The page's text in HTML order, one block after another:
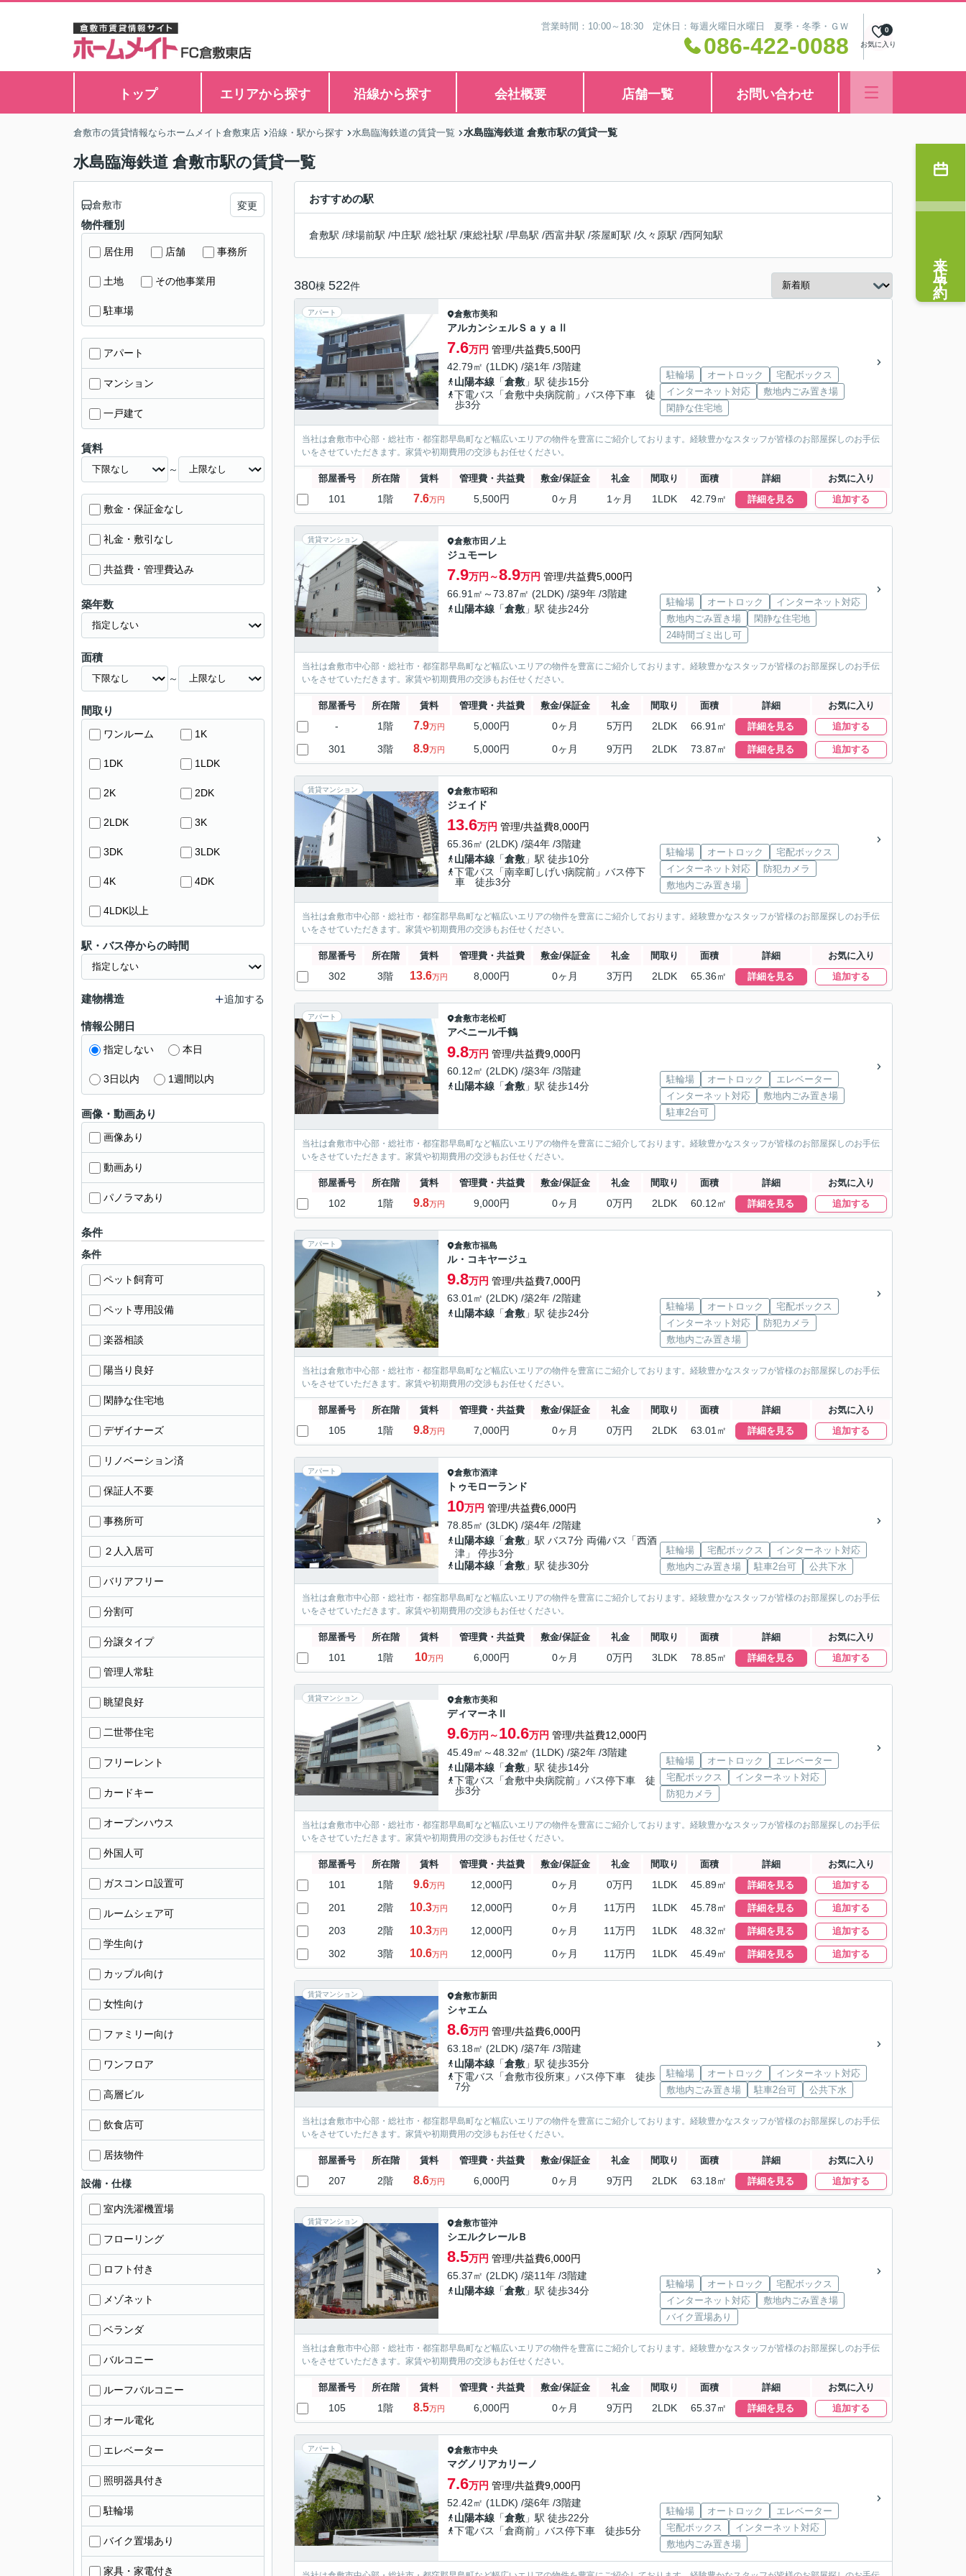
営業時間：10:00～18:30 定休日：毎週火曜日水曜日 夏季・冬季・ＧＷ
086-422-0088 お気に入り
0
トップ エリアから探す 沿線から探す 会社概要 店舗一覧 お問い合わせ
倉敷市の賃貸情報ならホームメイト倉敷東店 沿線・駅から探す 水島臨海鉄道の賃貸一覧 水島臨海鉄道 倉敷市駅の賃貸一覧
水島臨海鉄道 倉敷市駅の賃貸一覧
おすすめの駅
倉敷駅 /球場前駅 /中庄駅 /総社駅 /東総社駅 /早島駅 /西富井駅 /茶屋町駅 /久々原駅 /西阿知駅
380棟 522件
アパート 倉敷市美和
アルカンシェルＳａｙａⅡ
7.6万円 管理/共益費5,500円
42.79㎡ (1LDK) /築1年 /3階建
山陽本線 「倉敷 」駅 徒歩15分
下電バス「倉敷中央病院前」バス停下車 徒
歩3分
駐輪場 オートロック
宅配ボックス
インターネット対応
敷地内ごみ置き場
閑静な住宅地
当社は倉敷市中心部・総社市・都窪郡早島町など幅広いエリアの物件を豊富にご紹介しております。経験豊かなスタッフが皆様のお部屋探しのお手伝
いをさせていただきます。家賃や初期費用の交渉もお任せください。
部屋番号 所在階 賃料 管理費・共益費 敷金/保証金 礼金 間取り 面積 詳細 お気に入り
101 1階 7.6万円 5,500円 0ヶ月 1ヶ月 1LDK 42.79㎡ 詳細を見る 追加する
賃貸マンション 倉敷市田ノ上
ジュモーレ
7.9万円～8.9万円 管理/共益費5,000円
66.91㎡～73.87㎡ (2LDK) /築9年 /3階建
山陽本線 「倉敷 」駅 徒歩24分
駐輪場 オートロック
インターネット対応
敷地内ごみ置き場
閑静な住宅地
24時間ゴミ出し可
当社は倉敷市中心部・総社市・都窪郡早島町など幅広いエリアの物件を豊富にご紹介しております。経験豊かなスタッフが皆様のお部屋探しのお手伝
いをさせていただきます。家賃や初期費用の交渉もお任せください。
部屋番号 所在階 賃料 管理費・共益費 敷金/保証金 礼金 間取り 面積 詳細 お気に入り
- 1階 7.9万円 5,000円 0ヶ月 5万円 2LDK 66.91㎡ 詳細を見る 追加する
301 3階 8.9万円 5,000円 0ヶ月 9万円 2LDK 73.87㎡ 詳細を見る 追加する
賃貸マンション 倉敷市昭和
ジェイド
13.6万円 管理/共益費8,000円
65.36㎡ (2LDK) /築4年 /3階建
山陽本線 「倉敷 」駅 徒歩10分
下電バス「南幸町しげい病院前」バス停下
車 徒歩3分
駐輪場 オートロック
宅配ボックス
インターネット対応
防犯カメラ
敷地内ごみ置き場
当社は倉敷市中心部・総社市・都窪郡早島町など幅広いエリアの物件を豊富にご紹介しております。経験豊かなスタッフが皆様のお部屋探しのお手伝
いをさせていただきます。家賃や初期費用の交渉もお任せください。
部屋番号 所在階 賃料 管理費・共益費 敷金/保証金 礼金 間取り 面積 詳細 お気に入り
302 3階 13.6万円 8,000円 0ヶ月 3万円 2LDK 65.36㎡ 詳細を見る 追加する
アパート 倉敷市老松町
アベニール千鶴
9.8万円 管理/共益費9,000円
60.12㎡ (2LDK) /築3年 /3階建
山陽本線 「倉敷 」駅 徒歩14分
駐輪場 オートロック
エレベーター
インターネット対応
敷地内ごみ置き場
駐車2台可
当社は倉敷市中心部・総社市・都窪郡早島町など幅広いエリアの物件を豊富にご紹介しております。経験豊かなスタッフが皆様のお部屋探しのお手伝
いをさせていただきます。家賃や初期費用の交渉もお任せください。
部屋番号 所在階 賃料 管理費・共益費 敷金/保証金 礼金 間取り 面積 詳細 お気に入り
102 1階 9.8万円 9,000円 0ヶ月 0万円 2LDK 60.12㎡ 詳細を見る 追加する
アパート 倉敷市福島
ル・コキヤージュ
9.8万円 管理/共益費7,000円
63.01㎡ (2LDK) /築2年 /2階建
山陽本線 「倉敷 」駅 徒歩24分
駐輪場 オートロック
宅配ボックス
インターネット対応
防犯カメラ
敷地内ごみ置き場
当社は倉敷市中心部・総社市・都窪郡早島町など幅広いエリアの物件を豊富にご紹介しております。経験豊かなスタッフが皆様のお部屋探しのお手伝
いをさせていただきます。家賃や初期費用の交渉もお任せください。
部屋番号 所在階 賃料 管理費・共益費 敷金/保証金 礼金 間取り 面積 詳細 お気に入り
105 1階 9.8万円 7,000円 0ヶ月 0万円 2LDK 63.01㎡ 詳細を見る 追加する
アパート 倉敷市酒津
トゥモローランド
10万円 管理/共益費6,000円
78.85㎡ (3LDK) /築4年 /2階建
山陽本線 「倉敷 」駅 バス7分 両備バス「西酒
津」 停歩3分
山陽本線 「倉敷 」駅 徒歩30分
駐輪場 宅配ボックス
インターネット対応
敷地内ごみ置き場
駐車2台可 公共下水
当社は倉敷市中心部・総社市・都窪郡早島町など幅広いエリアの物件を豊富にご紹介しております。経験豊かなスタッフが皆様のお部屋探しのお手伝
いをさせていただきます。家賃や初期費用の交渉もお任せください。
部屋番号 所在階 賃料 管理費・共益費 敷金/保証金 礼金 間取り 面積 詳細 お気に入り
101 1階 10万円 6,000円 0ヶ月 0万円 3LDK 78.85㎡ 詳細を見る 追加する
賃貸マンション 倉敷市美和
ディマーネⅡ
9.6万円～10.6万円 管理/共益費12,000円
45.49㎡～48.32㎡ (1LDK) /築2年 /3階建
山陽本線 「倉敷 」駅 徒歩14分
下電バス「倉敷中央病院前」バス停下車 徒
歩3分
駐輪場 オートロック
エレベーター
宅配ボックス
インターネット対応
防犯カメラ
当社は倉敷市中心部・総社市・都窪郡早島町など幅広いエリアの物件を豊富にご紹介しております。経験豊かなスタッフが皆様のお部屋探しのお手伝
いをさせていただきます。家賃や初期費用の交渉もお任せください。
部屋番号 所在階 賃料 管理費・共益費 敷金/保証金 礼金 間取り 面積 詳細 お気に入り
101 1階 9.6万円 12,000円 0ヶ月 0万円 1LDK 45.89㎡ 詳細を見る 追加する
201 2階 10.3万円 12,000円 0ヶ月 11万円 1LDK 45.78㎡ 詳細を見る 追加する
203 2階 10.3万円 12,000円 0ヶ月 11万円 1LDK 48.32㎡ 詳細を見る 追加する
302 3階 10.6万円 12,000円 0ヶ月 11万円 1LDK 45.49㎡ 詳細を見る 追加する
賃貸マンション 倉敷市新田
シャエム
8.6万円 管理/共益費6,000円
63.18㎡ (2LDK) /築7年 /3階建
山陽本線 「倉敷 」駅 徒歩35分
下電バス「倉敷市役所東」バス停下車 徒歩
7分
駐輪場 オートロック
インターネット対応
敷地内ごみ置き場
駐車2台可 公共下水
当社は倉敷市中心部・総社市・都窪郡早島町など幅広いエリアの物件を豊富にご紹介しております。経験豊かなスタッフが皆様のお部屋探しのお手伝
いをさせていただきます。家賃や初期費用の交渉もお任せください。
部屋番号 所在階 賃料 管理費・共益費 敷金/保証金 礼金 間取り 面積 詳細 お気に入り
207 2階 8.6万円 6,000円 0ヶ月 9万円 2LDK 63.18㎡ 詳細を見る 追加する
賃貸マンション 倉敷市笹沖
シエルクレールＢ
8.5万円 管理/共益費6,000円
65.37㎡ (2LDK) /築11年 /3階建
山陽本線 「倉敷 」駅 徒歩34分
駐輪場 オートロック
宅配ボックス
インターネット対応
敷地内ごみ置き場
バイク置場あり
当社は倉敷市中心部・総社市・都窪郡早島町など幅広いエリアの物件を豊富にご紹介しております。経験豊かなスタッフが皆様のお部屋探しのお手伝
いをさせていただきます。家賃や初期費用の交渉もお任せください。
部屋番号 所在階 賃料 管理費・共益費 敷金/保証金 礼金 間取り 面積 詳細 お気に入り
105 1階 8.5万円 6,000円 0ヶ月 9万円 2LDK 65.37㎡ 詳細を見る 追加する
アパート 倉敷市中央
マグノリアカリーノ
7.6万円 管理/共益費9,000円
52.42㎡ (1LDK) /築6年 /3階建
山陽本線 「倉敷 」駅 徒歩22分
下電バス「倉商前」バス停下車 徒歩5分
駐輪場 オートロック
エレベーター
宅配ボックス
インターネット対応
敷地内ごみ置き場
倉敷市 変更
物件種別
居住用 店舗 事務所
土地 その他事業用
駐車場
アパート
マンション
一戸建て
賃料
～
敷金・保証金なし
礼金・敷引なし
共益費・管理費込み
築年数
面積
～
間取り
ワンルーム 1K
1DK 1LDK
2K 2DK
2LDK 3K
3DK 3LDK
4K 4DK
4LDK以上
駅・バス停からの時間
建物構造 追加する
情報公開日
指定しない 本日
3日以内 1週間以内
画像・動画あり
画像あり
動画あり
パノラマあり
条件
条件
ペット飼育可
ペット専用設備
楽器相談
陽当り良好
閑静な住宅地
デザイナーズ
リノベーション済
保証人不要
事務所可
２人入居可
バリアフリー
分割可
分譲タイプ
管理人常駐
眺望良好
二世帯住宅
フリーレント
カードキー
オープンハウス
外国人可
ガスコンロ設置可
ルームシェア可
学生向け
カップル向け
女性向け
ファミリー向け
ワンフロア
高層ビル
飲食店可
居抜物件
設備・仕様
室内洗濯機置場
フローリング
ロフト付き
メゾネット
ベランダ
バルコニー
ルーフバルコニー
オール電化
エレベーター
照明器具付き
駐輪場
バイク置場あり
家具・家電付き
来店予約